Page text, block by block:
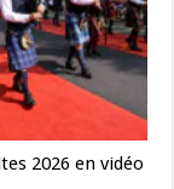
2026 en vidéo